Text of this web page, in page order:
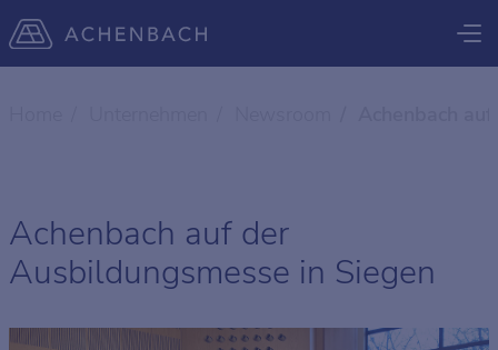
Achenbach auf der
Ausbildungsmesse in Siegen